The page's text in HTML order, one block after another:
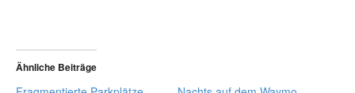
Ähnliche Beiträge